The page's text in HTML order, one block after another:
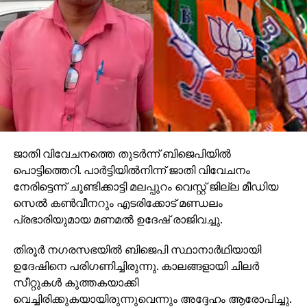
അതുവഴി സ്വകാര്യബസുകളുടെ
കൊള്ളലാഭത്തിലേക്കും കേരളത്തെ കൊണ്ടു
ചെന്നെത്തിക്കുന്നത്. പലവിധ സര്‍വീസുകളുണ്ടെങ്കിലും
തമിഴ്‌നാട്ടില്‍ ഓര്‍ഡിനറി സര്‍വീസുകളില്‍ ഇപ്പോഴും
മിനിമം ചാര്‍ജ് മൂന്നു രൂപയും വിദ്യാര്‍ഥികള്‍ക്ക് പ്ലസ്ടു
വരെ സൗജന്യവുമാണെന്ന് കൂടി ഓര്‍ക്കുക. വോള്‍വോ,
സൂപ്പര്‍ എക്‌സ്പ്രസ് തുടങ്ങി ഓര്‍ഡിനറി വരെ നീളുന്ന
ഇരുപതോളം ബസുകളില്‍ നഷ്ടം
വരുത്തുന്നതിലധികവും ഓര്‍ഡിനറികളാണ്.
ലാഭകരമല്ലാത്തതുകാരണം സ്വകാര്യബസുകള്‍
ഉപേക്ഷിക്കുന്ന ഗ്രാമങ്ങളിലെ റൂട്ടുകളാണ് ജനങ്ങളുടെ
സമ്മര്‍ദത്തെതുടര്‍ന്ന് നഷ്ടക്കണക്കിലേക്ക്
കെ.എസ്.ആര്‍.ടി.സിക്ക് ഏറ്റെടുക്കേണ്ടിവരുന്നത്. ഇത്
പൊതുമേഖലയുടെ ഉത്തരവാദിത്തമാണെങ്കിലും
ഇതിലൂടെ ഉണ്ടാകുന്ന നഷ്ടം പൊതുജനം തന്നെ
വഹിക്കണം. ഈ സാമൂഹിക പ്രതിബദ്ധത മൂലമാണ്
സര്‍ക്കാര്‍ പലപ്പോഴായി സ്ഥാപനത്തെ ലക്ഷങ്ങള്‍
ജാതി വിവേചനത്തെ തുടര്‍ന്ന് ബിജെപിയില്‍
പൊട്ടിത്തെറി. പാര്‍ട്ടിയില്‍നിന്ന് ജാതി വിവേചനം
നേരിട്ടെന്ന് ചൂണ്ടിക്കാട്ടി മലപ്പുറം വെസ്റ്റ് ജില്ല മീഡിയ
സെല്‍ കണ്‍വീനറും എടരിക്കോട് മണ്ഡലം
പ്രഭാരിയുമായ മണമല്‍ ഉദേഷ് രാജിവച്ചു.
തിരൂര്‍ നഗരസഭയില്‍ ബിജെപി സ്ഥാനാര്‍ഥിയായി
ഉദേഷിനെ പരിഗണിച്ചിരുന്നു. കാലങ്ങളായി ചിലര്‍
സീറ്റുകള്‍ കുത്തകയാക്കി
വെച്ചിരിക്കുകയായിരുന്നുവെന്നും അദ്ദേഹം ആരോപിച്ചു.